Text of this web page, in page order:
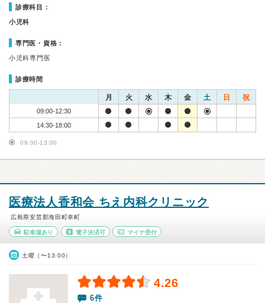
診療科目：
小児科
専門医・資格：
小児科専門医
診療時間
月 火 水 木 金 土 日 祝
09:00-12:30
14:30-18:00
09:00-13:00
医療法人香和会 ちえ内科クリニック
広島県安芸郡海田町幸町
駐車場あり 電子決済可 マイナ受付
土曜（〜13:00）
4.26
6件